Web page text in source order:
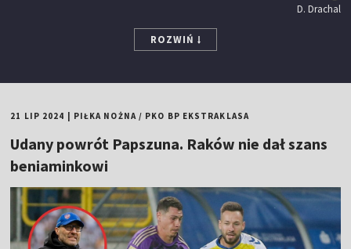
D. Drachal
ROZWIŃ
21 LIP 2024 PIŁKA NOŻNA/ PKO BP EKSTRAKLASA
Udany powrót Papszuna. Raków nie dał szans
beniaminkowi